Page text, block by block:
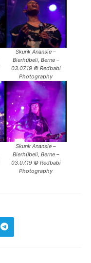
Skunk Anansie –
Bierhübeli, Berne –
03.07.19 © Redbabi
Photography
Skunk Anansie –
Bierhübeli, Berne –
03.07.19 © Redbabi
Photography